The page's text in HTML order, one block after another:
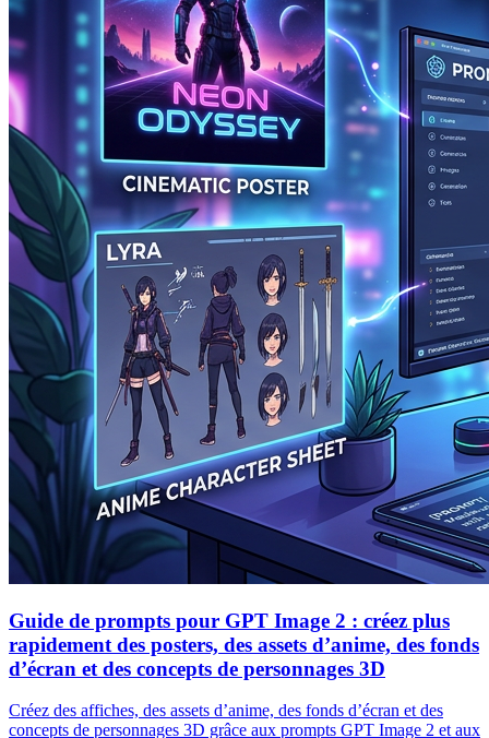
Guide de prompts pour GPT Image 2 : créez plus
rapidement des posters, des assets d’anime, des fonds
d’écran et des concepts de personnages 3D
Créez des affiches, des assets d’anime, des fonds d’écran et des
concepts de personnages 3D grâce aux prompts GPT Image 2 et aux